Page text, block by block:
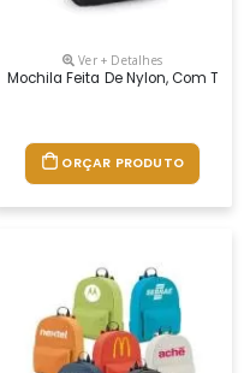
Resistente À Água.
Ver + Detalhes
Mochila Feita De Nylon, Com
ORÇAR PRODUTO